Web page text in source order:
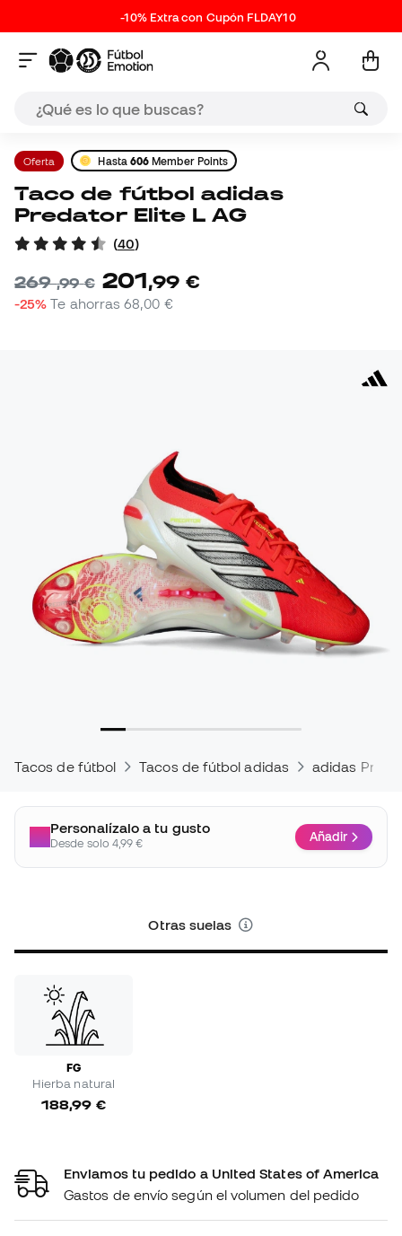
-10% Extra con Cupón FLDAY10
Oferta Hasta 606 Member Points
Taco de fútbol adidas
Predator Elite L AG
(40)
269,99 € 201,99 €
-25% Te ahorras68,00 €
Tacos de fútbol Tacos de fútbol adidas adidas
Personalízalo a tu gusto
Desde solo 4,99 € Añadir
Otras suelas
FG
Hierba natural
188,99 €
Enviamos tu pedido a United States of America
Gastos de envío según el volumen del pedido